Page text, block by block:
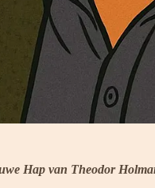
Hap van Theodor